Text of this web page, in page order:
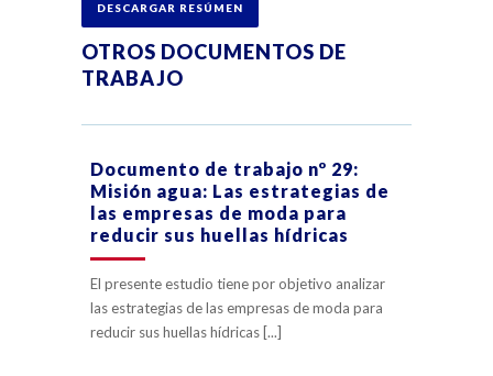
DESCARGAR RESÚMEN
OTROS DOCUMENTOS DE
TRABAJO
Documento de trabajo nº 29:
Misión agua: Las estrategias de
las empresas de moda para
reducir sus huellas hídricas
El presente estudio tiene por objetivo analizar
las estrategias de las empresas de moda para
reducir sus huellas hídricas [...]